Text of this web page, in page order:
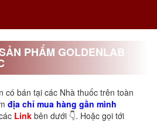
PHẨM GOLDENLAB
có bán tại các Nhà thuốc trên toàn
địa chỉ mua hàng gần mình
Link bên dưới 👇. Hoặc gọi tới